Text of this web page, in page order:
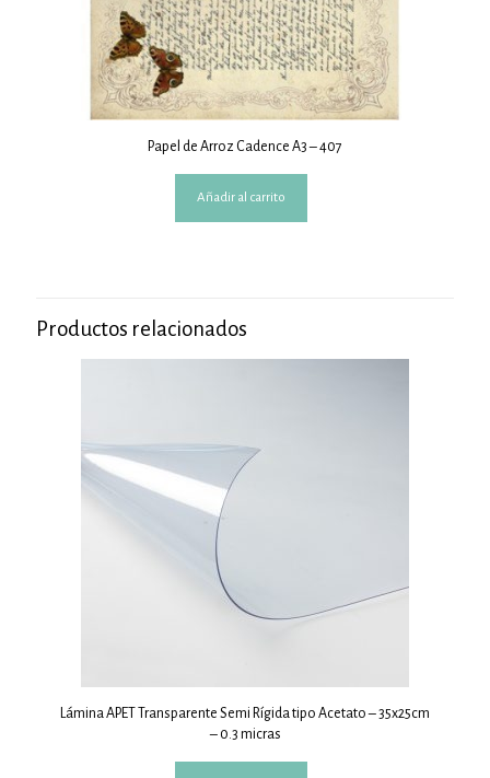
Papel de Arroz Cadence A3 – 407
Añadir al carrito
Productos relacionados
Lámina APET Transparente Semi Rígida tipo Acetato – 35x25cm
– 0.3 micras